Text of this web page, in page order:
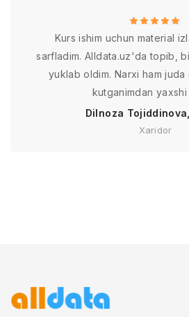
Kurs ishim uchun material
sarfladim. Alldata.uz'da topib,
yuklab oldim. Narxi ham
kutganimdan
Dilnoza
Xaridor